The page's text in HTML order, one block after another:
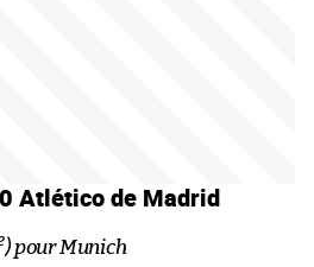
Atlético de Madrid
) pour Munich